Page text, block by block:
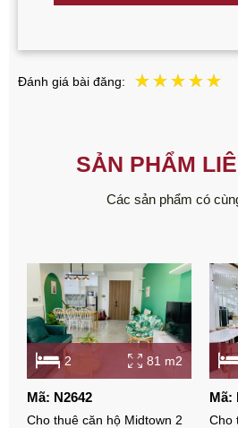
Đánh giá bài đăng:
SẢN PHẨM
Các sản phẩm có
2 81 m2
Mã: N2642
Cho thuê căn hộ Midtown 2
Mã:
Cho